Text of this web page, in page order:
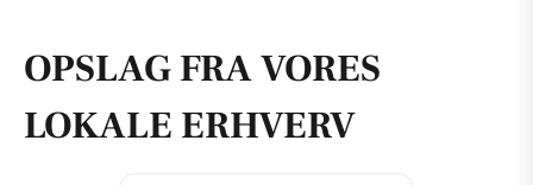
OPSLAG FRA VORES
LOKALE ERHVERV